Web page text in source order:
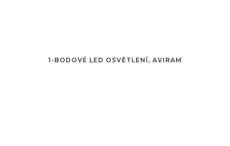
1-BODOVÉ LED OSVĚTLENÍ, AVIRAM